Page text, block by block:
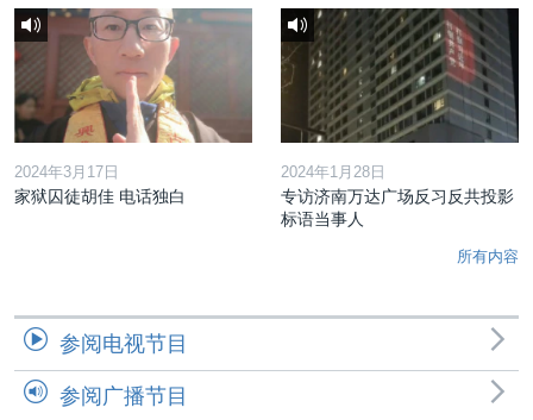
2024年3月17日
家狱囚徒胡佳 电话独白
2024年1月28日
专访济南万达广场反习反共投影
标语当事人
所有内容
参阅电视节目
参阅广播节目